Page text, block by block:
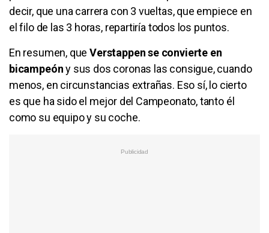
decir, que una carrera con 3 vueltas, que empiece en
el filo de las 3 horas, repartiría todos los puntos.
En resumen, que Verstappen se convierte en
bicampeóny sus dos coronas las consigue, cuando
menos, en circunstancias extrañas. Eso sí, lo cierto
es que ha sido el mejor del Campeonato, tanto él
como su equipo y su coche.